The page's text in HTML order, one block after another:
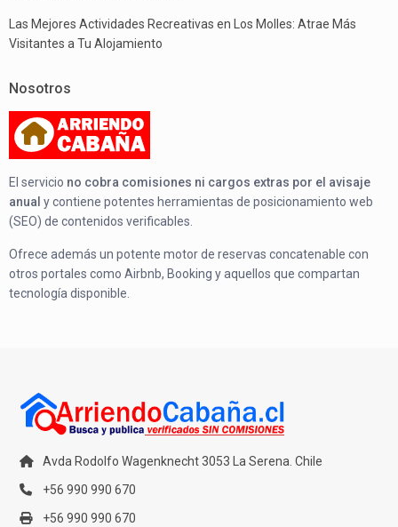
Las Mejores Actividades Recreativas en Los Molles: Atrae Más
Visitantes a Tu Alojamiento
Nosotros
El servicio no cobra comisiones ni cargos extras por el avisaje
anual y contiene potentes herramientas de posicionamiento web
(SEO) de contenidos verificables.
Ofrece además un potente motor de reservas concatenable con
otros portales como Airbnb, Booking y aquellos que compartan
tecnología disponible.
Avda Rodolfo Wagenknecht 3053 La Serena. Chile
+56 990 990 670
+56 990 990 670